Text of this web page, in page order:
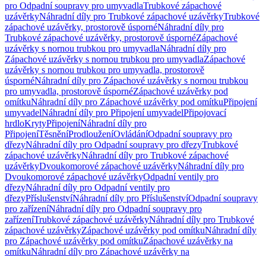
pro Odpadní soupravy pro umyvadlaTrubkové zápachové
uzávěrkyNáhradní díly pro Trubkové zápachové uzávěrkyTrubkové
zápachové uzávěrky, prostorově úspornéNáhradní díly pro
Trubkové zápachové uzávěrky, prostorově úspornéZápachové
uzávěrky s nornou trubkou pro umyvadlaNáhradní díly pro
Zápachové uzávěrky s nornou trubkou pro umyvadlaZápachové
uzávěrky s nornou trubkou pro umyvadla, prostorově
úspornéNáhradní díly pro Zápachové uzávěrky s nornou trubkou
pro umyvadla, prostorově úspornéZápachové uzávěrky pod
omítkuNáhradní díly pro Zápachové uzávěrky pod omítkuPřipojení
umyvadelNáhradní díly pro Připojení umyvadelPřipojovací
hrdloKrytyPřipojeníNáhradní díly pro
PřipojeníTěsněníProdlouženíOvládáníOdpadní soupravy pro
dřezyNáhradní díly pro Odpadní soupravy pro dřezyTrubkové
zápachové uzávěrkyNáhradní díly pro Trubkové zápachové
uzávěrkyDvoukomorové zápachové uzávěrkyNáhradní díly pro
Dvoukomorové zápachové uzávěrkyOdpadní ventily pro
dřezyNáhradní díly pro Odpadní ventily pro
dřezyPříslušenstvíNáhradní díly pro PříslušenstvíOdpadní soupravy
pro zařízeníNáhradní díly pro Odpadní soupravy pro
zařízeníTrubkové zápachové uzávěrkyNáhradní díly pro Trubkové
zápachové uzávěrkyZápachové uzávěrky pod omítkuNáhradní díly
pro Zápachové uzávěrky pod omítkuZápachové uzávěrky na
omítkuNáhradní díly pro Zápachové uzávěrky na